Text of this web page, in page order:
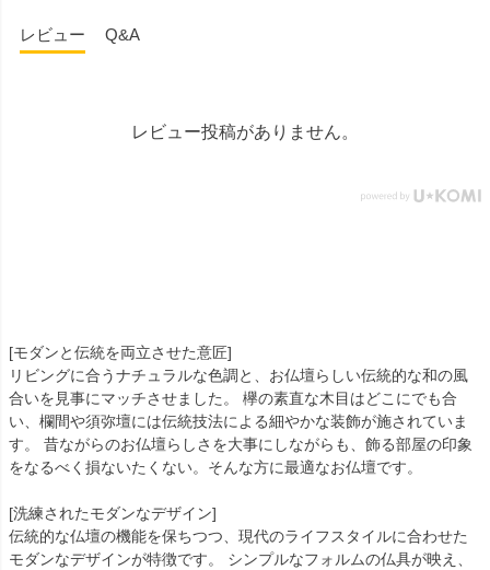
レビュー Q&A
レビュー投稿がありません。
[モダンと伝統を両立させた意匠]
リビングに合うナチュラルな色調と、お仏壇らしい伝統的な和の風
合いを見事にマッチさせました。 欅の素直な木目はどこにでも合
い、欄間や須弥壇には伝統技法による細やかな装飾が施されていま
す。 昔ながらのお仏壇らしさを大事にしながらも、飾る部屋の印象
をなるべく損ないたくない。そんな方に最適なお仏壇です。
[洗練されたモダンなデザイン]
伝統的な仏壇の機能を保ちつつ、現代のライフスタイルに合わせた
モダンなデザインが特徴です。 シンプルなフォルムの仏具が映え、